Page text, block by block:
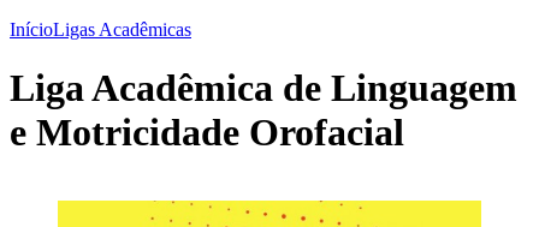
InícioLigas Acadêmicas
Liga Acadêmica de Linguagem
e Motricidade Orofacial